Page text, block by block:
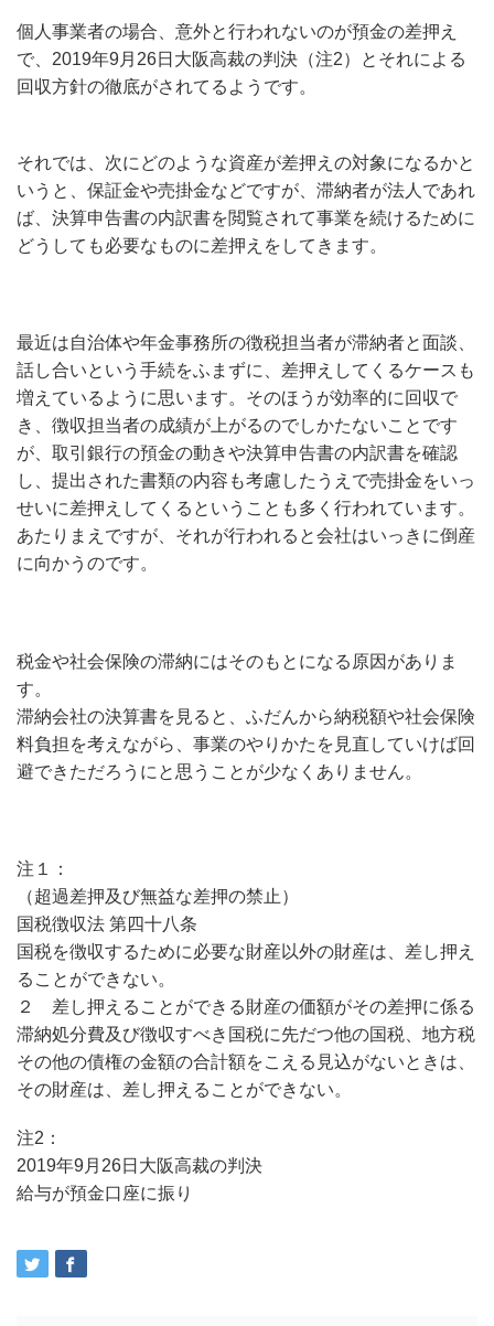
個人事業者の場合、意外と行われないのが預金の差押え
で、2019年9月26日大阪高裁の判決（注2）とそれによる
回収方針の徹底がされてるようです。
それでは、次にどのような資産が差押えの対象になるかと
いうと、保証金や売掛金などですが、滞納者が法人であれ
ば、決算申告書の内訳書を閲覧されて事業を続けるために
どうしても必要なものに差押えをしてきます。
最近は自治体や年金事務所の徴税担当者が滞納者と面談、
話し合いという手続をふまずに、差押えしてくるケースも
増えているように思います。そのほうが効率的に回収で
き、徴収担当者の成績が上がるのでしかたないことです
が、取引銀行の預金の動きや決算申告書の内訳書を確認
し、提出された書類の内容も考慮したうえで売掛金をいっ
せいに差押えしてくるということも多く行われています。
あたりまえですが、それが行われると会社はいっきに倒産
に向かうのです。
税金や社会保険の滞納にはそのもとになる原因がありま
す。
滞納会社の決算書を見ると、ふだんから納税額や社会保険
料負担を考えながら、事業のやりかたを見直していけば回
避できただろうにと思うことが少なくありません。
注１：
（超過差押及び無益な差押の禁止）
国税徴収法 第四十八条
国税を徴収するために必要な財産以外の財産は、差し押え
ることができない。
２ 差し押えることができる財産の価額がその差押に係る
滞納処分費及び徴収すべき国税に先だつ他の国税、地方税
その他の債権の金額の合計額をこえる見込がないときは、
その財産は、差し押えることができない。
注2：
2019年9月26日大阪高裁の判決
給与が預金口座に振り